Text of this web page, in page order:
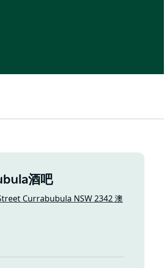
酒吧
Currabubula NSW 2342 澳